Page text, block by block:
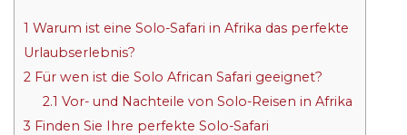
1 Warum ist eine Solo-Safari in Afrika das perfekte
Urlaubserlebnis?
2 Für wen ist die Solo African Safari geeignet?
2.1 Vor- und Nachteile von Solo-Reisen in Afrika
3 Finden Sie Ihre perfekte Solo-Safari